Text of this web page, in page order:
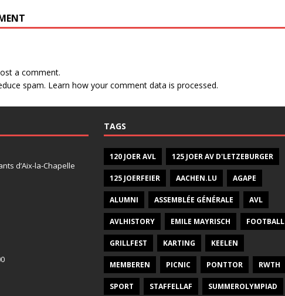
a comment.
spam. Learn how your comment data is processed.
d’Aix-la-Chapelle
TAGS
120 JOER AVL 125 JOER AV D'LETZEBURGER
125 JOERFEIER AACHEN.LU AGAPE
ALUMNI ASSEMBLÉE GÉNÉRALE AVL
AVLHISTORY EMILE MAYRISCH FOOTBALL
GRILLFEST KARTING KEELEN
MEMBEREN PICNIC PONTTOR RWTH
SPORT STAFFELLAF SUMMEROLYMPIAD